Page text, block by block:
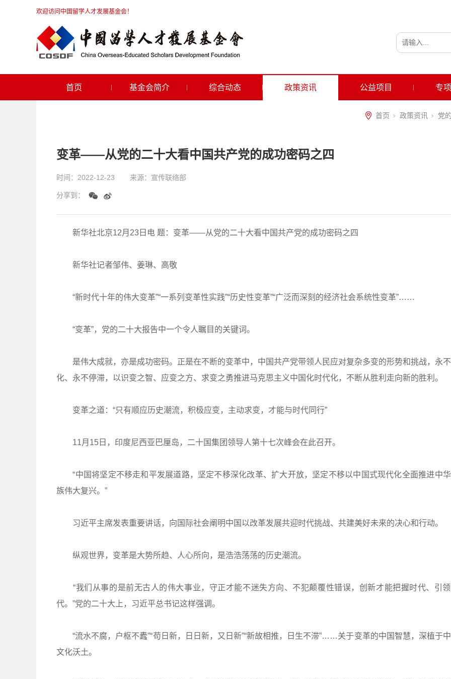
欢迎访问中国留学人才发展基金会！
首页 基金会简介 综合动态 政策资讯 公益项目 专
首页 政策资讯 党
变革——从党的二十大看中国共产党的成功密码之四
时间： 2022-12-23 来源： 宣传联络部
分享到：
新华社北京12月23日电 题：变革——从党的二十大看中国共产党的成功密码之四
新华社记者邹伟、姜琳、高敬
“新时代十年的伟大变革”“一系列变革性实践”“历史性变革”“广泛而深刻的经济社会系统性变革”……
“变革”，党的二十大报告中一个令人瞩目的关键词。
是伟大成就，亦是成功密码。正是在不断的变革中，中国共产党带领人民应对复杂多变的形势和挑战，永
化、永不停滞，以识变之智、应变之方、求变之勇推进马克思主义中国化时代化，不断从胜利走向新的胜利。
变革之道：“只有顺应历史潮流，积极应变，主动求变，才能与时代同行”
11月15日，印度尼西亚巴厘岛，二十国集团领导人第十七次峰会在此召开。
“中国将坚定不移走和平发展道路，坚定不移深化改革、扩大开放，坚定不移以中国式现代化全面推进中
族伟大复兴。”
习近平主席发表重要讲话，向国际社会阐明中国以改革发展共迎时代挑战、共建美好未来的决心和行动。
纵观世界，变革是大势所趋、人心所向，是浩浩荡荡的历史潮流。
“我们从事的是前无古人的伟大事业，守正才能不迷失方向、不犯颠覆性错误，创新才能把握时代、引
代。”党的二十大上，习近平总书记这样强调。
“流水不腐，户枢不蠹”“苟日新，日日新，又日新”“新故相推，日生不滞”……关于变革的中国智慧，深植于
文化沃土。